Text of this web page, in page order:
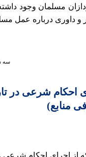
مسلمان وجود
و داوری درباره عمل
سه شنبه ۱۲
احکام شرعی در
منابع)
از اجرای احکام شرعی